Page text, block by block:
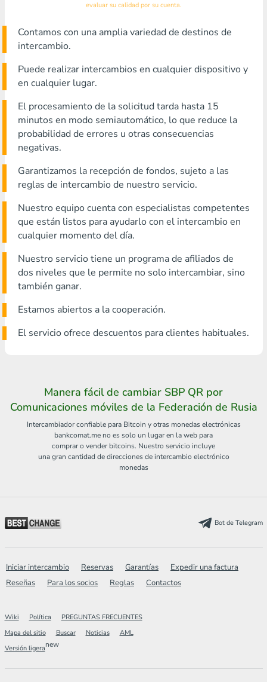
evaluar su calidad por su cuenta.
Contamos con una amplia variedad de destinos de
intercambio.
Puede realizar intercambios en cualquier dispositivo y
en cualquier lugar.
El procesamiento de la solicitud tarda hasta 15
minutos en modo semiautomático, lo que reduce la
probabilidad de errores u otras consecuencias
negativas.
Garantizamos la recepción de fondos, sujeto a las
reglas de intercambio de nuestro servicio.
Nuestro equipo cuenta con especialistas competentes
que están listos para ayudarlo con el intercambio en
cualquier momento del día.
Nuestro servicio tiene un programa de afiliados de
dos niveles que le permite no solo intercambiar, sino
también ganar.
Estamos abiertos a la cooperación.
El servicio ofrece descuentos para clientes habituales.
Manera fácil de cambiar SBP QR por
Comunicaciones móviles de la Federación de Rusia
Intercambiador confiable para Bitcoin y otras monedas electrónicas
bankcomat.me no es solo un lugar en la web para
comprar o vender bitcoins. Nuestro servicio incluye
una gran cantidad de direcciones de intercambio electrónico
monedas
Bot de Telegram
Iniciar intercambio Reservas Garantías
Expedir una factura
Reseñas
Para los socios Reglas Contactos
Wiki Política
PREGUNTAS FRECUENTES
Mapa del sitio
Buscar Noticias
AML
Versión ligeranew